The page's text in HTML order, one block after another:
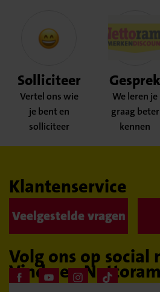
Solliciteer
Vertel ons wie
je bent en
solliciteer
Gesprek
We leren je
graag beter
kennen
Klantenservice
Veelgestelde vragen
Volg ons op social
Vind een